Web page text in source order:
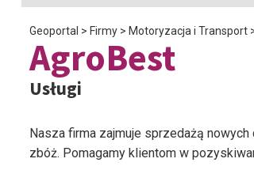
Geoportal > Firmy > Motoryzacja i Transport
AgroBest
Usługi
Nasza firma zajmuje sprzedażą
zbóż. Pomagamy klientom w